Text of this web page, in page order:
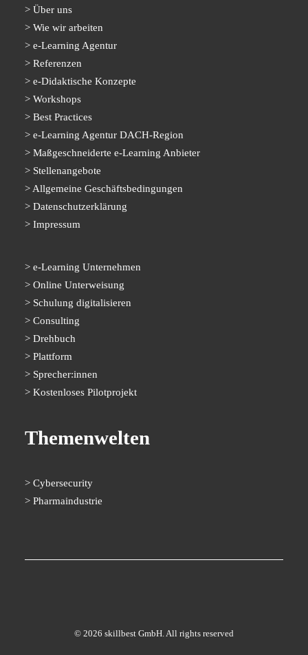
Über uns
Wie wir arbeiten
e-Learning Agentur
Referenzen
e-Didaktische Konzepte
Workshops
Best Practices
e-Learning Agentur DACH-Region
Maßgeschneiderte e-Learning Anbieter
Stellenangebote
Allgemeine Geschäftsbedingungen
Datenschutzerklärung
Impressum
e-Learning Unternehmen
Online Unterweisung
Schulung digitalisieren
Consulting
Drehbuch
Plattform
Sprecher:innen
Kostenloses Pilotprojekt
Themenwelten
Cybersecurity
Pharmaindustrie
© 2026 skillbest GmbH. All rights reserved